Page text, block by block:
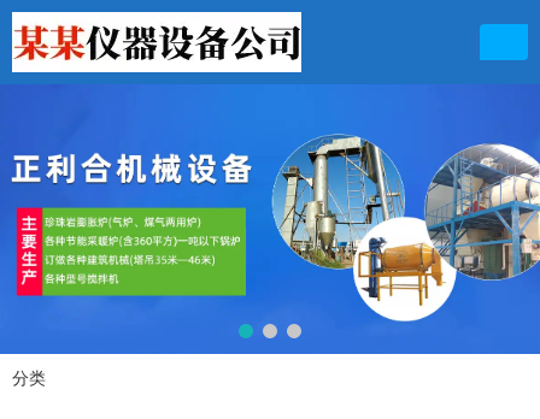
联系电话
13949711156 13103631899
分类